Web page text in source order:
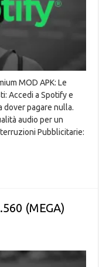
MOD APK: Le
Accedi a Spotify e
dover pagare nulla.
audio per un
Pubblicitarie:
(MEGA)